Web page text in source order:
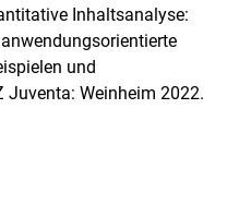
Inhaltsanalyse:
und
Juventa: Weinheim 2022.